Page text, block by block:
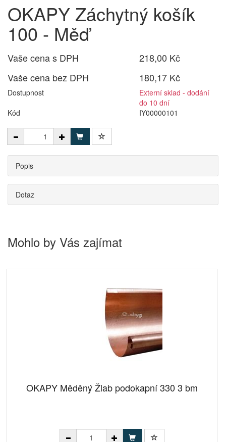
OKAPY Záchytný košík
100 - Měď
Vaše cena s DPH
218,00 Kč
Vaše cena bez DPH
180,17 Kč
Dostupnost
Externí sklad - dodání
do 10 dní
Kód
IY00000101
Popis
Dotaz
Mohlo by Vás zajímat
OKAPY Měděný Žlab podokapní 330 3 bm